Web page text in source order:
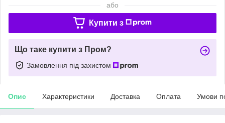
або
Купити з
Що таке купити з Пром?
Замовлення під захистом
Опис Характеристики Доставка Оплата Умови